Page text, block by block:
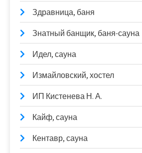
Здравница, баня
Знатный банщик, баня-сауна
Идел, сауна
Измайловский, хостел
ИП Кистенева Н. А.
Кайф, сауна
Кентавр, сауна